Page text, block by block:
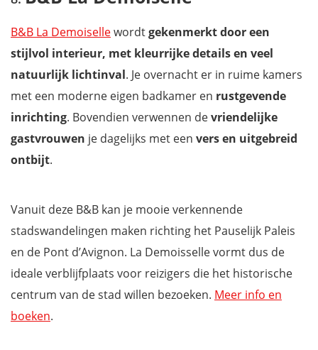
B&B La Demoisellewordtgekenmerkt door een
stijlvol interieur, met kleurrijke details en veel
natuurlijk lichtinval. Je overnacht er in ruime kamers
met een moderne eigen badkamer en rustgevende
inrichting. Bovendien verwennen devriendelijke
gastvrouwen je dagelijks met een vers en uitgebreid
ontbijt.
Vanuit deze B&B kan je mooie verkennende
stadswandelingen maken richting het Pauselijk Paleis
en de Pont d’Avignon. La Demoisselle vormt dus de
ideale verblijfplaats voor reizigers die het historische
centrum van de stad willen bezoeken. Meer info en
boeken.